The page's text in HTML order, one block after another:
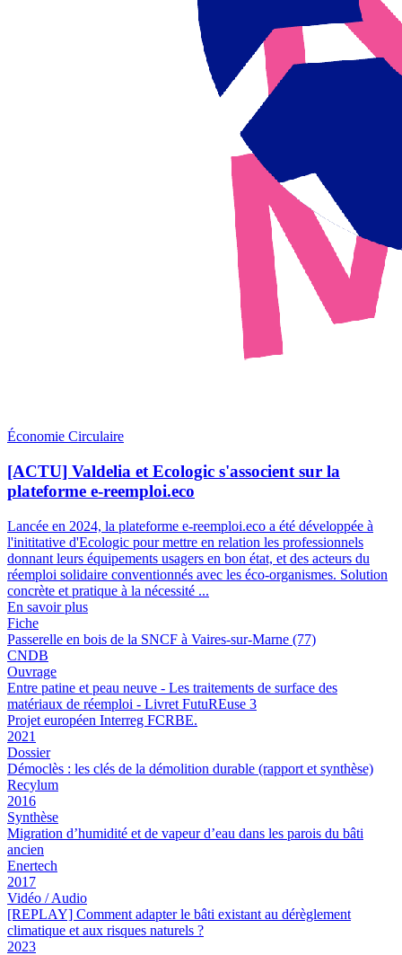
Économie Circulaire
[ACTU] Valdelia et Ecologic s'associent sur la
plateforme e-reemploi.eco
Lancée en 2024, la plateforme e-reemploi.eco a été développée à
l'inititative d'Ecologic pour mettre en relation les professionnels
donnant leurs équipements usagers en bon état, et des acteurs du
réemploi solidaire conventionnés avec les éco-organismes. Solution
concrète et pratique à la nécessité ...
En savoir plus
Fiche
Passerelle en bois de la SNCF à Vaires-sur-Marne (77)
CNDB
Ouvrage
Entre patine et peau neuve - Les traitements de surface des
matériaux de réemploi - Livret FutuREuse 3
Projet européen Interreg FCRBE.
2021
Dossier
Démoclès : les clés de la démolition durable (rapport et synthèse)
Recylum
2016
Synthèse
Migration d’humidité et de vapeur d’eau dans les parois du bâti
ancien
Enertech
2017
Vidéo / Audio
[REPLAY] Comment adapter le bâti existant au dérèglement
climatique et aux risques naturels ?
2023